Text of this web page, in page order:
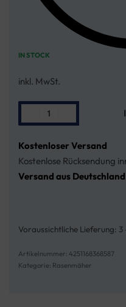
IN STOCK
inkl. MwSt.
Kostenloser Versand
Kostenlose Rücksendung
Versand aus Deutschland
Voraussichtliche Lieferung: 3
4251168368587
Kategorie: Rasenmäher